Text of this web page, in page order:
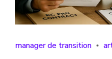
manager de transition